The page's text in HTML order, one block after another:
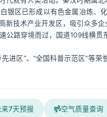
银区已形成以有色金属冶炼、
新技术产业开发区，吸引众多企
公路穿境而过，国道109线横
进区”、“全国科普示范区”等
来7天预报 空气质量查询